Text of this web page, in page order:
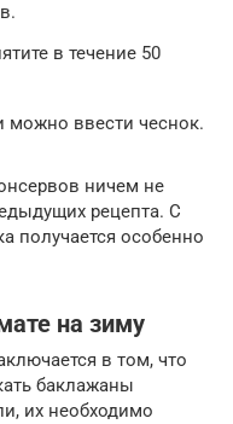
в течение 50
можно ввести чеснок.
ничем не
рецепта. С
получается особенно
на зиму
в том, что
баклажаны
их необходимо